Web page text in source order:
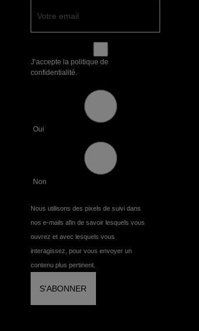
J’accepte la politique de
confidentialité.
Oui
Non
Nous utilisons des pixels de suivi dans
nos e-mails afin de savoir lesquels vous
ouvrez et avec lesquels vous
interagissez, pour vous envoyer un
contenu plus pertinent.